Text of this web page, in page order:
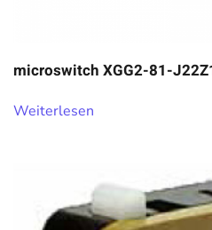
microswitch XGG2-81-
Weiterlesen